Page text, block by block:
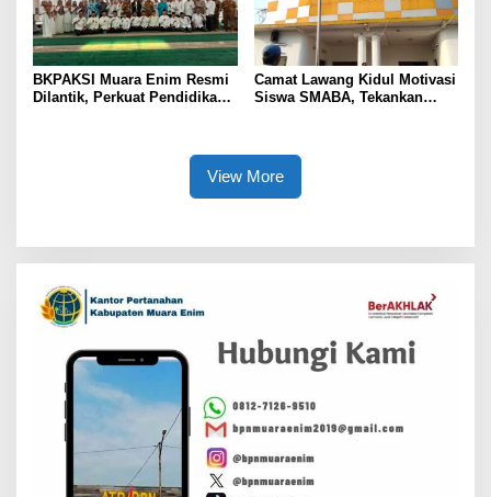
BKPAKSI Muara Enim Resmi
Dilantik, Perkuat Pendidikan
Camat Lawang Kidul Motivasi
Siswa SMABA, Tekankan
View More